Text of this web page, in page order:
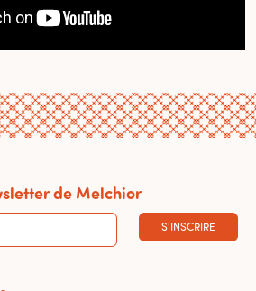
de Melchior
S'INSCRIRE